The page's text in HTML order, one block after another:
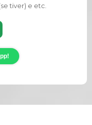
tiver) e etc.